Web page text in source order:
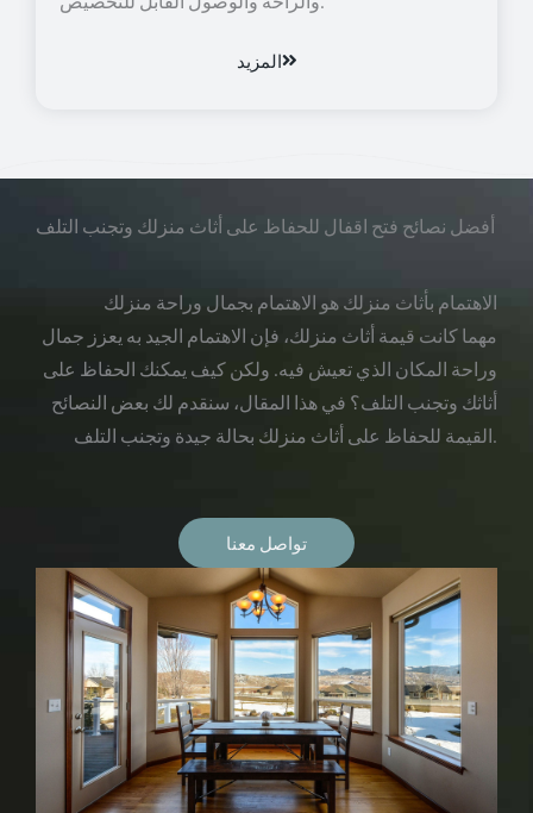
المزيد
أفضل نصائح فتح اقفال للحفاظ على أثاث منزلك وتجنب التلف
الاهتمام بأثاث منزلك هو الاهتمام بجمال وراحة منزلك
مهما كانت قيمة أثاث منزلك، فإن الاهتمام الجيد به يعزز جمال
وراحة المكان الذي تعيش فيه. ولكن كيف يمكنك الحفاظ على
أثاثك وتجنب التلف؟ في هذا المقال، سنقدم لك بعض النصائح
القيمة للحفاظ على أثاث منزلك بحالة جيدة وتجنب التلف.
تواصل معنا